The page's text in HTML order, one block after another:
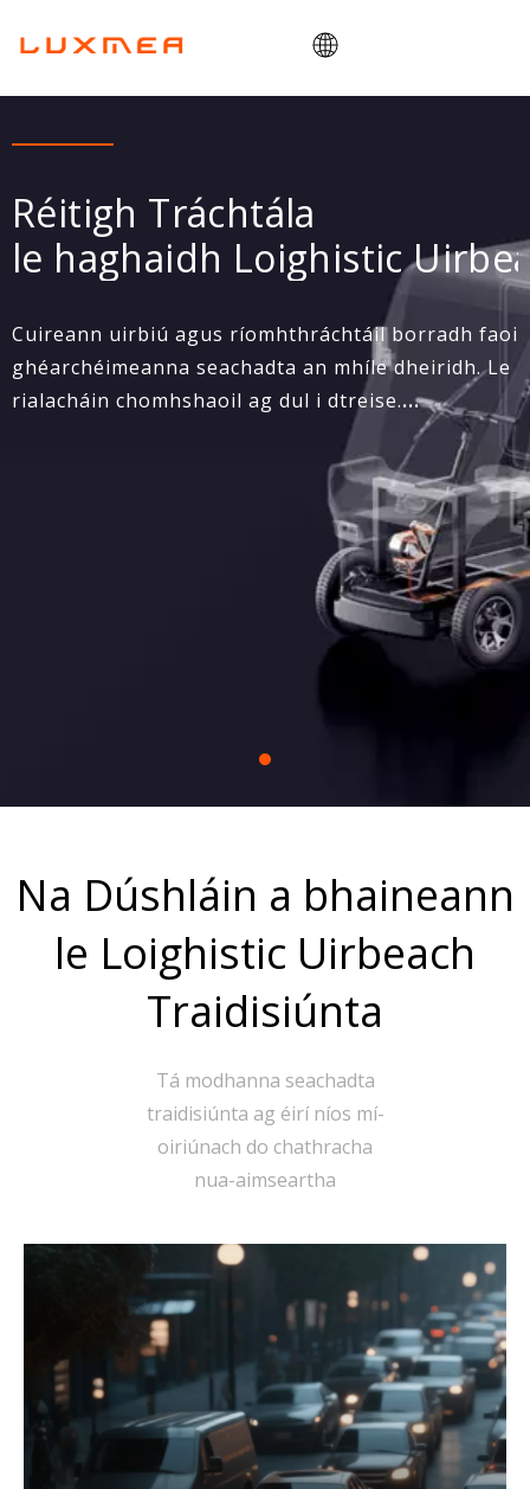
Cargobike
Fóntas
Blag
Teagmháil
Réitigh Tráchtála
le haghaidh Loighistic
Cuireann uirbiú agus ríomhthráchtáil borradh faoi
ghéarchéimeanna seachadta an mhíle dheiridh. Le
rialacháin chomhshaoil ​​ag dul i dtreise.
soghluaisteachta trí rothair lastais a ndéantar
innealtóireacht orthu le traein cumhachta
sraitheach hibrideach gan slabhra agus dearadh
modúlach. Cumasaíonn ár réitigh tráchtála
comhtháthú solúbtha gan uaim ar fud oibríochtaí
Na Dúshláin a bhaineann
le Loighistic Uirbeach
Traidisiúnta
Tá modhanna seachadta
traidisiúnta ag éirí níos mí-
oiriúnach do chathracha
nua-aimseartha